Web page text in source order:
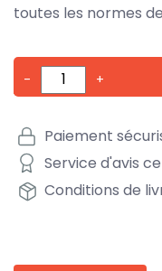
toutes les normes
- +
Paiement
Service d'avis
Conditions de